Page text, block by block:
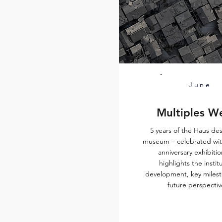
June
Multiples
5 years of the Haus
museum – celebrated
anniversary
highlights the
development, key
future